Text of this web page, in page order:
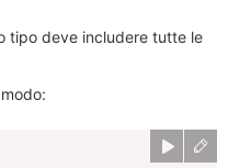
tipo deve includere tutte le